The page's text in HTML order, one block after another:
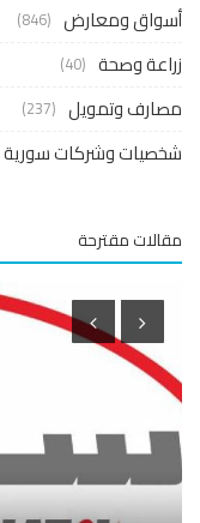
ومعارض (846)
وصحة (40)
وتمويل (237)
وشركات سورية (271)
مقترحة